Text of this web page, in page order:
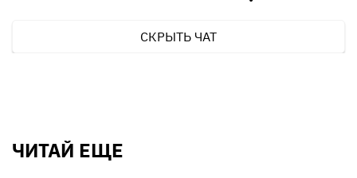
СКРЫТЬ ЧАТ
ЧИТАЙ ЕЩЕ